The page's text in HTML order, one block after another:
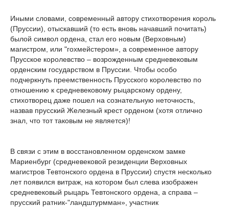
Иными словами, современный автору стихотворения король
(Пруссии), отыскавший (то есть вновь начавший почитать)
былой символ ордена, стал его новым (Верховным)
магистром, или "гохмейстером», а современное автору
Прусское королевство – возрожденным средневековым
орденским государством в Пруссии. Чтобы особо
подчеркнуть преемственность Прусского королевство по
отношению к средневековому рыцарскому ордену,
стихотворец даже пошел на сознательную неточность,
назвав прусский Железный крест орденом (хотя отлично
знал, что тот таковым не является)!
В связи с этим в восстановленном орденском замке
Мариенбург (средневековой резиденции Верховных
магистров Тевтонского ордена в Пруссии) спустя несколько
лет появился витраж, на котором был слева изображен
средневековый рыцарь Тевтонского ордена, а справа –
прусский ратник-"ландштурмман», участник